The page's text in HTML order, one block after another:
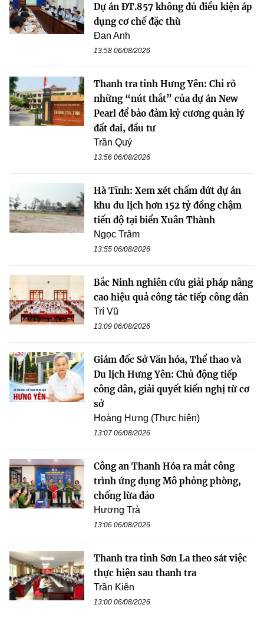
Dự án ĐT.857 không đủ điều kiện áp
dụng cơ chế đặc thù
Đan Anh
13:58 06/08/2026
Thanh tra tỉnh Hưng Yên: Chỉ rõ
những “nút thắt” của dự án New
Pearl để bảo đảm kỷ cương quản lý
đất đai, đầu tư
Trần Quý
13:56 06/08/2026
Hà Tĩnh: Xem xét chấm dứt dự án
khu du lịch hơn 152 tỷ đồng chậm
tiến độ tại biển Xuân Thành
Ngọc Trâm
13:55 06/08/2026
Bắc Ninh nghiên cứu giải pháp nâng
cao hiệu quả công tác tiếp công dân
Trí Vũ
13:09 06/08/2026
Giám đốc Sở Văn hóa, Thể thao và
Du lịch Hưng Yên: Chủ động tiếp
công dân, giải quyết kiến nghị từ cơ
sở
Hoàng Hưng (Thực hiện)
13:07 06/08/2026
Công an Thanh Hóa ra mắt công
trình ứng dụng Mô phỏng phòng,
chống lừa đảo
Hương Trà
13:06 06/08/2026
Thanh tra tỉnh Sơn La theo sát việc
thực hiện sau thanh tra
Trần Kiên
13:00 06/08/2026